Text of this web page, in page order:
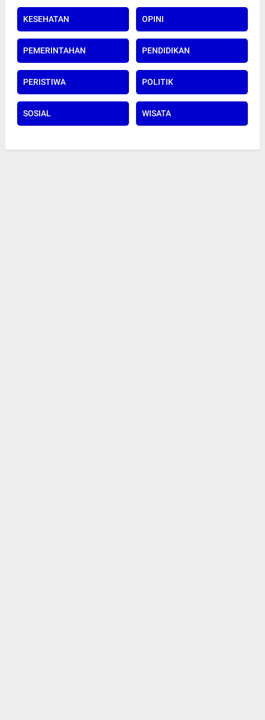
KESEHATAN OPINI
PEMERINTAHAN PENDIDIKAN
PERISTIWA POLITIK
SOSIAL WISATA